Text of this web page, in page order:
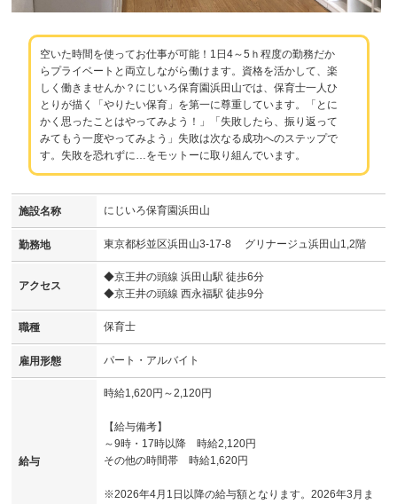
空いた時間を使ってお仕事が可能！1日4～5ｈ程度の勤務だか
らプライベートと両立しながら働けます。資格を活かして、楽
しく働きませんか？にじいろ保育園浜田山では、保育士一人ひ
とりが描く「やりたい保育」を第一に尊重しています。「とに
かく思ったことはやってみよう！」「失敗したら、振り返って
みてもう一度やってみよう」失敗は次なる成功へのステップで
す。失敗を恐れずに…をモットーに取り組んでいます。
施設名称 にじいろ保育園浜田山
勤務地 東京都杉並区浜田山3-17-8 グリナージュ浜田山1,2階
アクセス
◆京王井の頭線 浜田山駅 徒歩6分
◆京王井の頭線 西永福駅 徒歩9分
職種 保育士
雇用形態 パート・アルバイト
給与
時給1,620円～2,120円
【給与備考】
～9時・17時以降 時給2,120円
その他の時間帯 時給1,620円
※2026年4月1日以降の給与額となります。2026年3月ま